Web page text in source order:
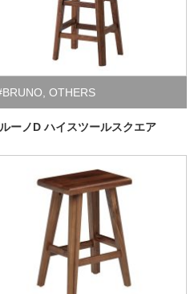
OTHERS
ーノD ハイスツールスクエア